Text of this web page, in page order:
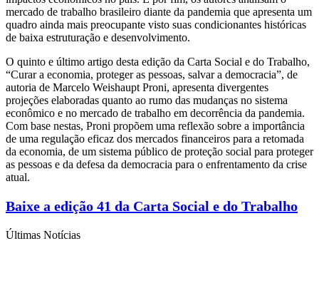
mercado de trabalho brasileiro diante da pandemia que apresenta um
quadro ainda mais preocupante visto suas condicionantes históricas
de baixa estruturação e desenvolvimento.
O quinto e último artigo desta edição da Carta Social e do Trabalho,
“Curar a economia, proteger as pessoas, salvar a democracia”, de
autoria de Marcelo Weishaupt Proni, apresenta divergentes
projeções elaboradas quanto ao rumo das mudanças no sistema
econômico e no mercado de trabalho em decorrência da pandemia.
Com base nestas, Proni propõem uma reflexão sobre a importância
de uma regulação eficaz dos mercados financeiros para a retomada
da economia, de um sistema público de proteção social para proteger
as pessoas e da defesa da democracia para o enfrentamento da crise
atual.
Baixe a edição 41 da Carta Social e do Trabalho
Últimas Notícias